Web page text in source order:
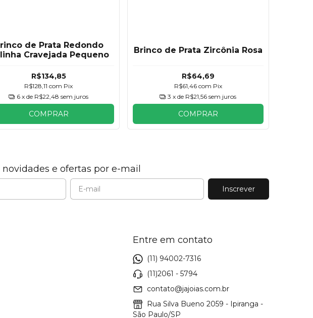
de Prata Redondo
Cravejada Pequeno
R$134,85
R$128,11com Pix
6 x de R$22,48 sem juros
COMPRAR
Brinco de Prata Zircônia Rosa
R$64,69
R$61,46 com Pix
3 x de R$21,56 sem juros
COMPRAR
novidades e ofertas por e-mail
Entre em contato
(11) 94002-7316
(11)2061 - 5794
contato@jajoias.com.br
Rua Silva Bueno 2059 - Ipiranga -
São Paulo/SP